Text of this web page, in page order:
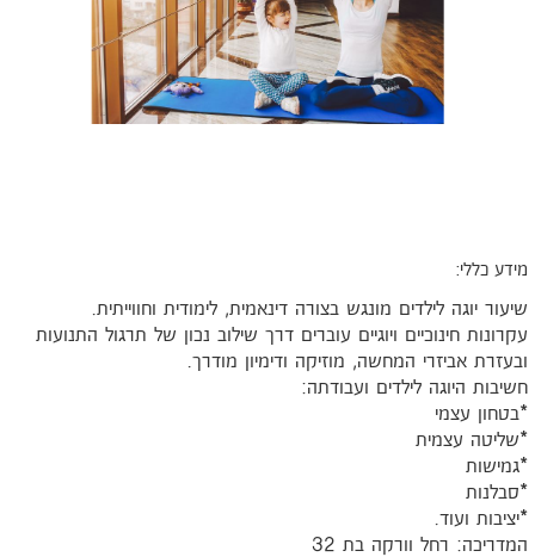
כללי:
יוגה לילדים מונגש בצורה דינאמית, לימודית וחווייתית.
חינוכיים ויוגיים עוברים דרך שילוב נכון של תרגול התנועות
אביזרי המחשה, מוזיקה ודימיון מודרך.
היוגה לילדים ועבודתה:
עצמי
עצמית
ועוד.
רחל וורקה בת 32